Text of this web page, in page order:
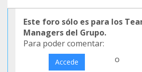
Este foro sólo es para los
Managers del Grupo.
Para poder comentar:
Accede o